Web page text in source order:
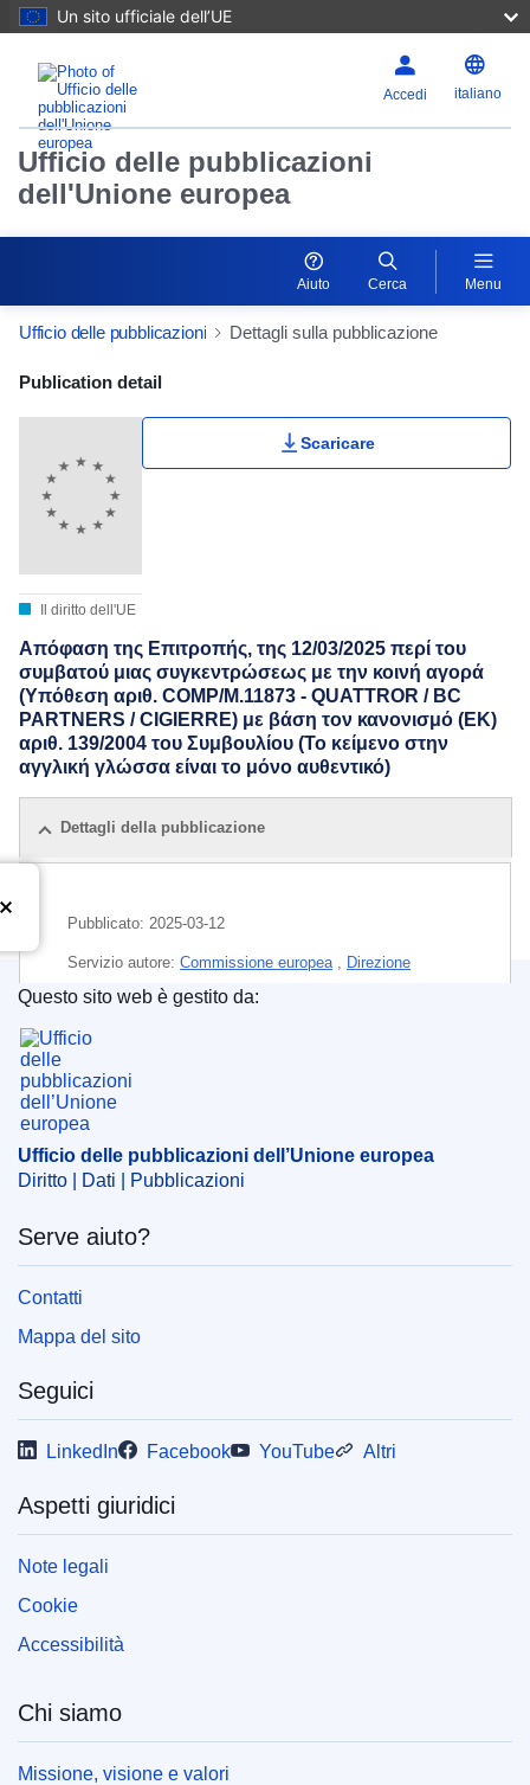
Un sito ufficiale dell’UE
Accedi italiano
Ufficio delle pubblicazioni
dell'Unione europea
Aiuto Cerca Menu
Ufficio delle pubblicazioni Dettagli sulla pubblicazione
Publication Detail Actions Portlet
Publication detail
Il diritto dell'UE
Scaricare
Απόφαση της Επιτροπής, της 12/03/2025 περί του
συμβατού μιας συγκεντρώσεως με την κοινή αγορά
(Υπόθεση αριθ. COMP/M.11873 - QUATTROR / BC
PARTNERS / CIGIERRE) με βάση τον κανονισμό (ΕΚ)
αριθ. 139/2004 του Συμβουλίου (Το κείμενο στην
αγγλική γλώσσα είναι το μόνο αυθεντικό)
Dettagli della pubblicazione
Pubblicato: 2025-03-12
Servizio autore: Commissione europea
Direzione
generale della Concorrenza(
CELEX : 32025M11873
Ufficio delle pubblicazioni dell’Unione europea
Questo sito web è gestito da:
Ufficio delle pubblicazioni dell’Unione europea
Diritto | Dati | Pubblicazioni
Serve aiuto?
Contatti
Mappa del sito
Seguici
LinkedIn Facebook YouTube Altri
Aspetti giuridici
Note legali
Cookie
Accessibilità
Chi siamo
Missione, visione e valori